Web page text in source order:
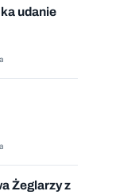
udanie
Żeglarzy z